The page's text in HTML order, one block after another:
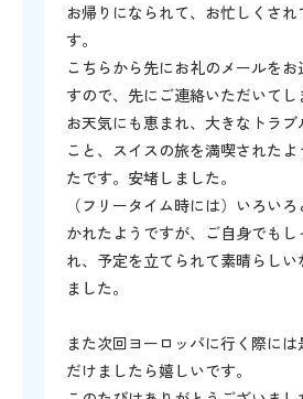
お帰りになられて、お忙しくされ
す。
こちらから先にお礼のメールを
すので、先にご連絡いただいてし
お天気にも恵まれ、大きなトラ
こと、スイスの旅を満喫されたよ
たです。安堵しました。
（フリータイム時には）いろい
かれたようですが、ご自身でもし
れ、予定を立てられて素晴らしい
ました。
また次回ヨーロッパに行く際に
だけましたら嬉しいです。